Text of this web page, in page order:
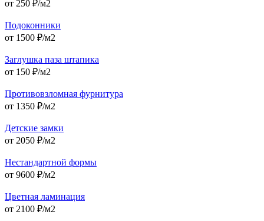
от 250 ₽/м2
Подоконники
от 1500 ₽/м2
Заглушка паза штапика
от 150 ₽/м2
Противовзломная фурнитура
от 1350 ₽/м2
Детские замки
от 2050 ₽/м2
Нестандартной формы
от 9600 ₽/м2
Цветная ламинация
от 2100 ₽/м2